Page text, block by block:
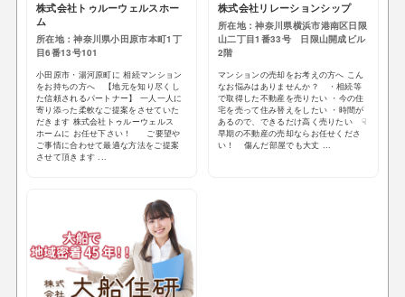
株式会社トゥルーウェルスホー
ム
所在地：神奈川県小田原市本町1丁
目6番13号101
小田原市・湯河原町に 相続マンション
をお持ちの方へ 【地元を知り尽くし
た信頼されるパートナー】 一人一人に
寄り添った柔軟なご提案をさせていた
だきます 株式会社トゥルーウェルス
ホームに お任せ下さい！ ご要望や
ご事情に合わせて最適な方法をご提案
させて頂きます ...
株式会社リレーションシップ
所在地：神奈川県横浜市港南区日限
山二丁目1番33号 日限山開成ビル
2階
マンションの売却をお考えの方へ こん
なお悩みはありませんか？ ・相続等
で取得した不動産を売りたい ・今の住
宅を売って住み替えをしたい ・時間が
あるので、できるだけ高く売りたい ☟
早期の不動産の売却ならお任せくださ
い！ 傷んだ部屋でも大丈 ...